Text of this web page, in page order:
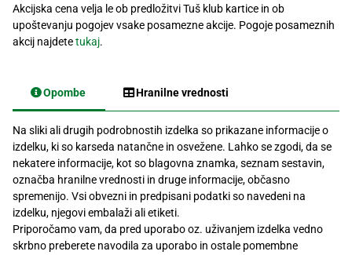
Akcijska cena velja le ob predložitvi Tuš klub kartice in ob
upoštevanju pogojev vsake posamezne akcije. Pogoje posameznih
akcij najdetetukaj.
Opombe Hranilne vrednosti
Na sliki ali drugih podrobnostih izdelka so prikazane informacije o
izdelku, ki so karseda natančne in osvežene. Lahko se zgodi, da se
nekatere informacije, kot so blagovna znamka, seznam sestavin,
označba hranilne vrednosti in druge informacije, občasno
spremenijo. Vsi obvezni in predpisani podatki so navedeni na
izdelku, njegovi embalaži ali etiketi.
Priporočamo vam, da pred uporabo oz. uživanjem izdelka vedno
skrbno preberete navodila za uporabo in ostale pomembne